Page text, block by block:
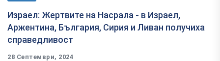
Израел: Жертвите на Насрала - в Израел,
Аржентина, България, Сирия и Ливан получиха
справедливост
28 Септември, 2024